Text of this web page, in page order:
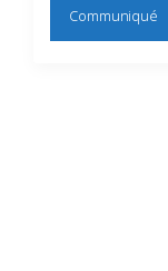
Communiqué